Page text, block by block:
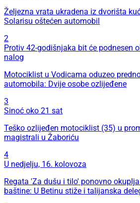
Željezna vrata ukradena iz dvorišta
Solarisu oštećen automobil
2
Protiv 42-godišnjaka bit će podnesen
nalog
Motociklist u Vodicama oduzeo
automobila: Dvije osobe ozlijeđene
3
Sinoć oko 21 sat
Teško ozlijeđen motociklist (35) u
magistrali u Žaboriću
4
U nedjelju, 16. kolovoza
Regata 'Za dušu i tilo' ponovno
baštine: U Betinu stiže i talijanska